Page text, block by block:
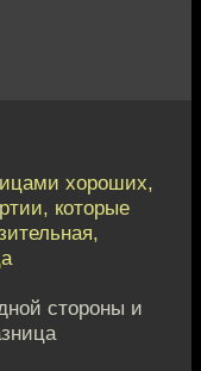
хороших,
которые
стороны и